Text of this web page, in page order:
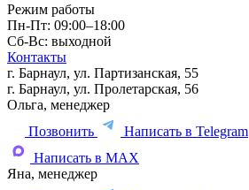
Режим работы
Пн-Пт: 09:00–18:00
Сб-Вс: выходной
Контакты
г. Барнаул, ул. Партизанская, 55
г. Барнаул, ул. Пролетарская, 56
Ольга, менеджер
Позвонить
Написать в Telegram
Написать в MAX
Яна, менеджер